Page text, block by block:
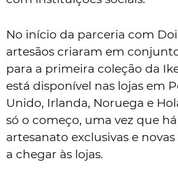
No início da parceria com
artesãos criaram em
para a primeira coleção da
está disponível nas lojas em
Unido, Irlanda, Noruega e
só o começo, uma vez que
artesanato exclusivas e
a chegar às lojas.